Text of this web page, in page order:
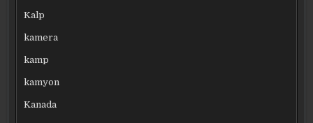
Kalp
kamera
kamp
kamyon
Kanada